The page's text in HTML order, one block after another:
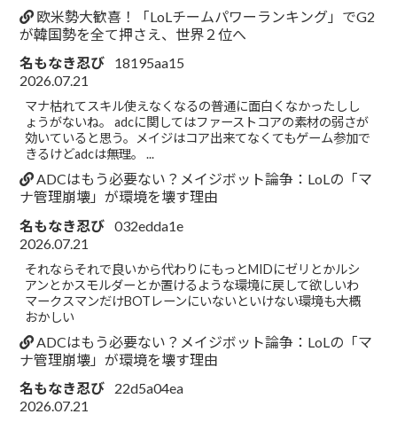
欧米勢大歓喜！「LoLチームパワーランキング」でG2
が韓国勢を全て押さえ、世界２位へ
名もなき忍び
18195aa15
2026.07.21
マナ枯れてスキル使えなくなるの普通に面白くなかったしし
ょうがないね。 adcに関してはファーストコアの素材の弱さが
効いていると思う。メイジはコア出来てなくてもゲーム参加で
きるけどadcは無理。 ...
ADCはもう必要ない？メイジボット論争：LoLの「マ
ナ管理崩壊」が環境を壊す理由
名もなき忍び 032edda1e
2026.07.21
それならそれで良いから代わりにもっとMIDにゼリとかルシ
アンとかスモルダーとか置けるような環境に戻して欲しいわ
マークスマンだけBOTレーンにいないといけない環境も大概
おかしい
ADCはもう必要ない？メイジボット論争：LoLの「マ
ナ管理崩壊」が環境を壊す理由
名もなき忍び
22d5a04ea
2026.07.21